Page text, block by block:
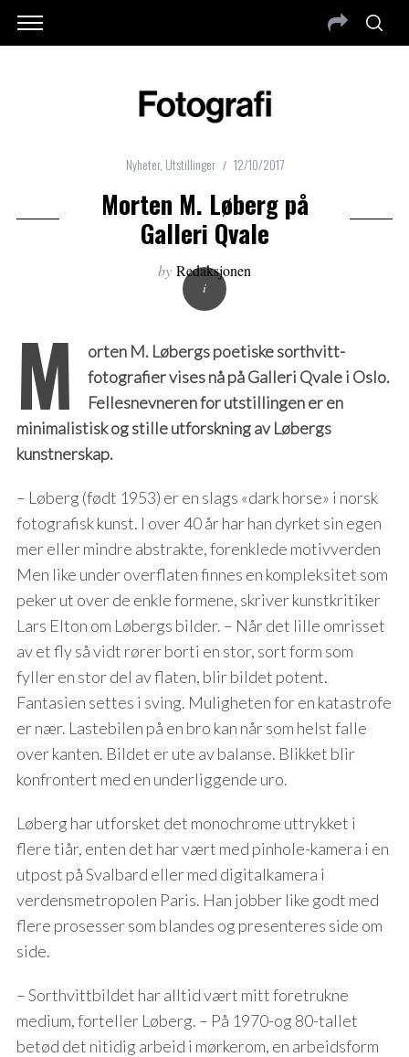
Nyheter, Utstillinger 12/10/2017
Morten M. Løberg på
Galleri Qvale
by Redaksjonen
M
orten M. Løbergs poetiske sorthvitt-
fotografier vises nå på Galleri Qvale i Oslo.
Fellesnevneren for utstillingen er en
minimalistisk og stille utforskning av Løbergs
kunstnerskap.
– Løberg (født 1953) er en slags «dark horse» i norsk
fotografisk kunst. I over 40 år har han dyrket sin egen
mer eller mindre abstrakte, forenklede motivverden
Men like under overflaten finnes en kompleksitet som
peker ut over de enkle formene, skriver kunstkritiker
Lars Elton om Løbergs bilder. – Når det lille omrisset
av et fly så vidt rører borti en stor, sort form som
fyller en stor del av flaten, blir bildet potent.
Fantasien settes i sving. Muligheten for en katastrofe
er nær. Lastebilen på en bro kan når som helst falle
over kanten. Bildet er ute av balanse. Blikket blir
konfrontert med en underliggende uro.
Løberg har utforsket det monochrome uttrykket i
flere tiår, enten det har vært med pinhole-kamera i en
utpost på Svalbard eller med digitalkamera i
verdensmetropolen Paris. Han jobber like godt med
flere prosesser som blandes og presenteres side om
side.
– Sorthvittbildet har alltid vært mitt foretrukne
medium, forteller Løberg. – På 1970-og 80-tallet
betød det nitidig arbeid i mørkerom, en arbeidsform